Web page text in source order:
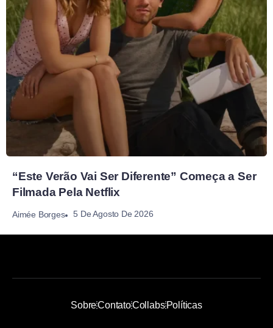
“Este Verão Vai Ser Diferente” Começa a Ser
Filmada Pela Netflix
Aimée Borges 5 De Agosto De 2026
SobreContatoCollabsPolíticas